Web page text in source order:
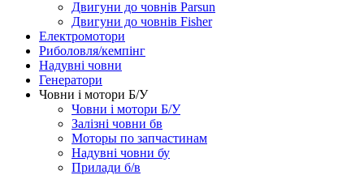
Двигуни до човнів Parsun
Двигуни до човнів Fisher
Електромотори
Риболовля/кемпінг
Надувні човни
Генератори
Човни і мотори Б/У
Човни і мотори Б/У
Залізні човни бв
Моторы по запчастинам
Надувні човни бу
Прилади б/в